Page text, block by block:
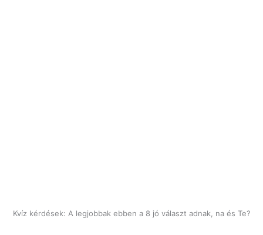
Kvíz kérdések: A legjobbak ebben a 8 jó választ adnak, na és Te?